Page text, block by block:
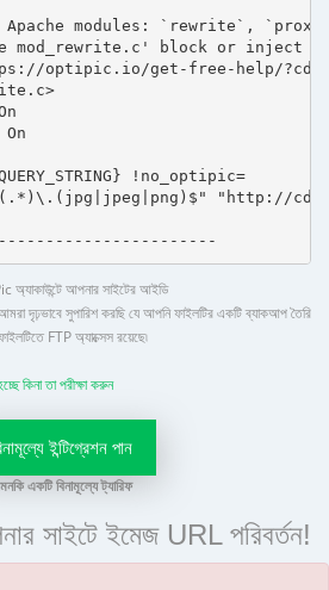
Apache modules: `rewrite`,
mod_rewrite.c' block or inject
optipic.io/get-free-help/
On
!no_optipic=
"http://
আপনার সাইটের আইডি
দৃঢ়ভাবে সুপারিশ করছি যে আপনি ফাইলটির একটি ব্যাকআপ তৈরি
FTP অ্যাক্সেস রয়েছে৷
কিনা তা পরীক্ষা করুন
ইন্টিগ্রেশন পান
একটি বিনামূল্যে ট্যারিফ
সাইটে ইমেজ URL পরিবর্তন!